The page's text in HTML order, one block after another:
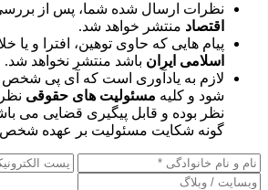
نظرات ارسال شده شما، پس از
اقتصاد منتشر خواهد شد.
پیام هایی که حاوی توهین، افترا و یا
اسلامی ایران باشد منتشر نخواهد شد.
لازم به یادآوری است که آی پی
شود و کلیه مسئولیت های حقوقی
نظر بوده و قابل پیگیری قضایی می
گونه شکایت مسئولیت بر عهده شخص